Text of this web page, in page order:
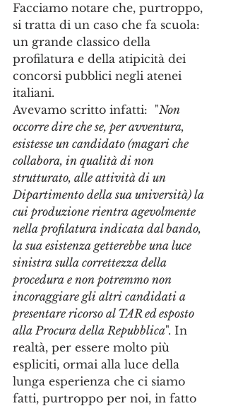
Facciamo notare che, purtroppo,
si tratta di un caso che fa scuola:
un grande classico della
profilatura e della atipicità dei
concorsi pubblici negli atenei
italiani.
Avevamo scritto infatti:  "Non
occorre dire che se, per avventura,
esistesse un candidato (magari che
collabora, in qualità di non
strutturato, alle attività di un
Dipartimento della sua università) la
cui produzione rientra agevolmente
nella profilatura indicata dal bando,
la sua esistenza getterebbe una luce
sinistra sulla correttezza della
procedura e non potremmo non
incoraggiare gli altri candidati a
presentare ricorso al TAR ed esposto
alla Procura della Repubblica". In
realtà, per essere molto più
espliciti, ormai alla luce della
lunga esperienza che ci siamo
fatti, purtroppo per noi, in fatto